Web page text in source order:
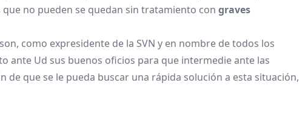
no pueden se quedan sin tratamiento con graves
como expresidente de la SVN y en nombre de todos los
ante Ud sus buenos oficios para que intermedie ante las
que se le pueda buscar una rápida solución a esta situación,